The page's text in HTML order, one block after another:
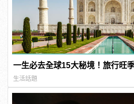
一生必去全球15大秘境！旅行旺
生活話題